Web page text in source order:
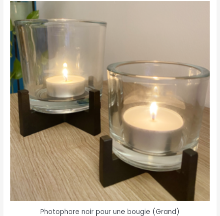
Photophore noir pour une bougie (Grand)